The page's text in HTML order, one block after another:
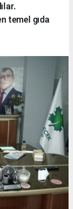
temel gıda